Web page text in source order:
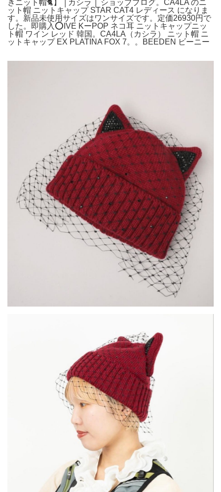
きニット帽🐈】 │カシラ │ ショップブログ。CA4LA のニ
ット帽 ニットキャップ STAR CAT4 レディース になりま
す。新品未使用サイズはワンサイズです。定価26930円で
した。即購入⭕️IVE KーPOP ネコ耳 ニットキャップニッ
ト帽 ワイン レッド 韓国。CA4LA（カシラ） ニット帽 ニ
ットキャップ EX PLATINA FOX 7。。BEEDEN ビーニー